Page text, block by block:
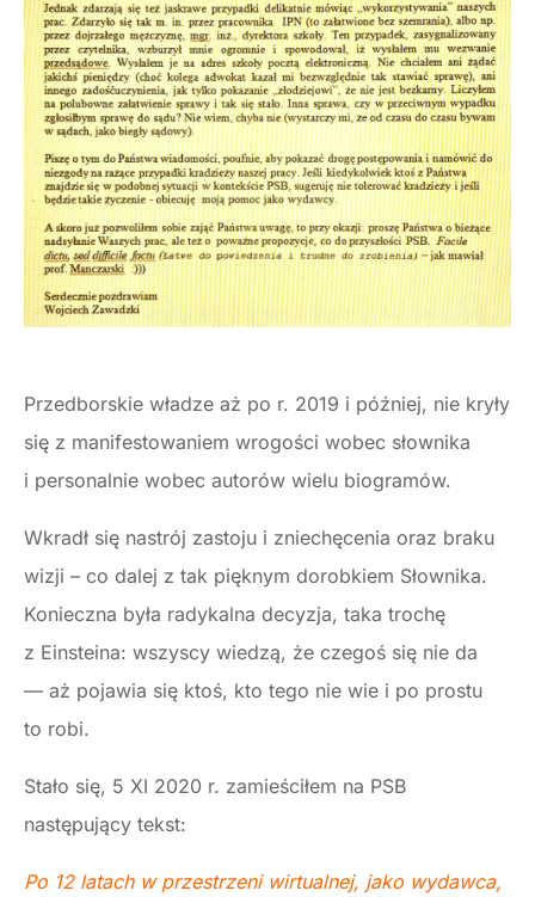
Przedborskie władze aż po r. 2019 i później, nie kryły
się z manifestowaniem wrogości wobec słownika
i personalnie wobec autorów wielu biogramów.
Wkradł się nastrój zastoju i zniechęcenia oraz braku
wizji – co dalej z tak pięknym dorobkiem Słownika.
Konieczna była radykalna decyzja, taka trochę
z Einsteina: wszyscy wiedzą, że czegoś się nie da
— aż pojawia się ktoś, kto tego nie wie i po prostu
to robi.
Stało się, 5 XI 2020 r. zamieściłem na PSB
następujący tekst:
Po 12 latach w przestrzeni wirtualnej, jako wydawca,